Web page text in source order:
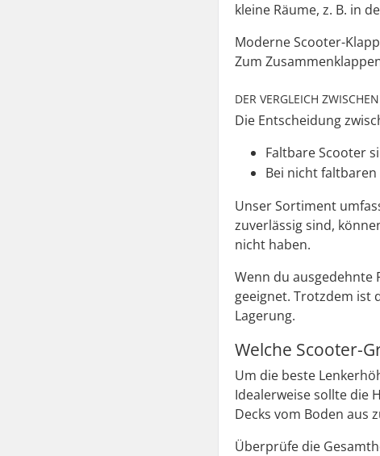
kleine Räume, z. B. in
Moderne Scooter-
Zum
DER VERGLEICH
Die Entscheidung
Faltbare Scooter
Bei nicht
Unser Sortiment
zuverlässig sind,
nicht haben.
Wenn du ausgedehnte
geeignet. Trotzdem ist
Lagerung.
Welche Scooter-
Um die beste
Idealerweise sollte die
Decks vom Boden aus
Überprüfe die